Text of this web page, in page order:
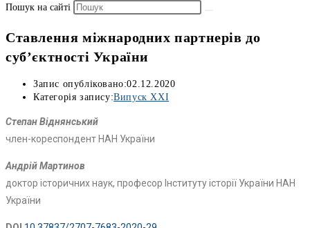
Пошук на сайті
Ставлення міжнародних партнерів до
суб’єктності України
Запис опубліковано:02.12.2020
Категорія запису:Випуск XXI
Степан Віднянський
член-кореспондент НАН України
Андрій Мартинов
доктор історичних наук, професор Інституту історії України НАН
України